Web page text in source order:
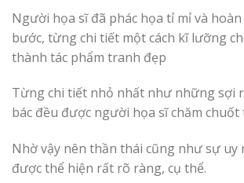
Người họa sĩ đã phác họa tỉ mỉ và
bước, từng chi tiết một cách kĩ lưỡng
thành tác phẩm tranh đẹp
Từng chi tiết nhỏ nhất như những sợi
bác đều được người họa sĩ chăm
Nhờ vậy nên thần thái cũng như sự uy
được thể hiện rất rõ ràng, cụ thể.